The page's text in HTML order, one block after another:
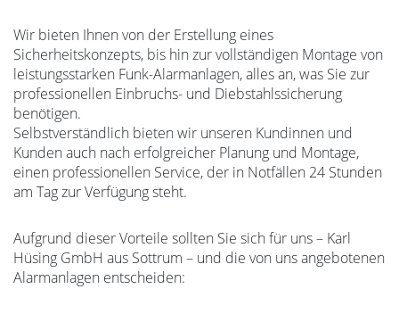
Wir bieten Ihnen von der Erstellung eines
Sicherheitskonzepts, bis hin zur vollständigen Montage von
leistungsstarken Funk-Alarmanlagen, alles an, was Sie zur
professionellen Einbruchs- und Diebstahlssicherung
benötigen.
Selbstverständlich bieten wir unseren Kundinnen und
Kunden auch nach erfolgreicher Planung und Montage,
einen professionellen Service, der in Notfällen 24 Stunden
am Tag zur Verfügung steht.
Aufgrund dieser Vorteile sollten Sie sich für uns – Karl
Hüsing GmbH aus Sottrum – und die von uns angebotenen
Alarmanlagen entscheiden: